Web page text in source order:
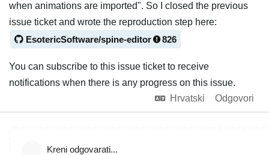
when animations are imported". So I closed the previous
issue ticket and wrote the reproduction step here:
EsotericSoftware/spine-editor
826
You can subscribe to this issue ticket to receive
notifications when there is any progress on this issue.
Hrvatski
Odgovori
Kreni odgovarati...